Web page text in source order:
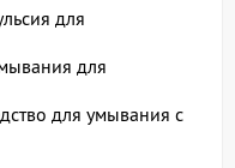
для
для
для умывания с